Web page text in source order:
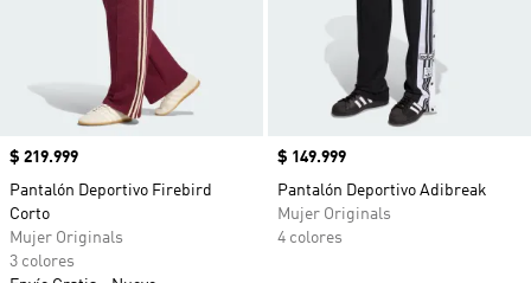
Precio
$ 219.999
Pantalón Deportivo Firebird
Corto
Mujer Originals
3 colores
Precio
$ 149.999
Pantalón Deportivo Adibreak
Mujer Originals
4 colores